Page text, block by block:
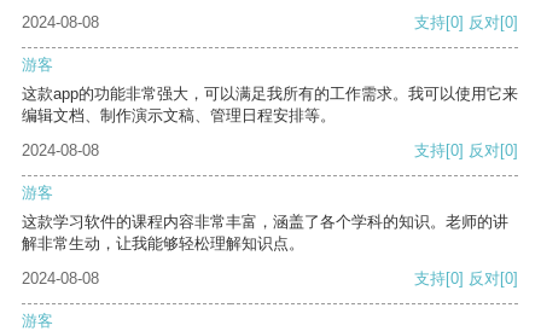
2024-08-08
支持[0] 反对[0]
游客
这款app的功能非常强大，可以满足我所有的工作需求。我可以使用它来
编辑文档、制作演示文稿、管理日程安排等。
2024-08-08
支持[0] 反对[0]
游客
这款学习软件的课程内容非常丰富，涵盖了各个学科的知识。老师的讲
解非常生动，让我能够轻松理解知识点。
2024-08-08
支持[0] 反对[0]
游客